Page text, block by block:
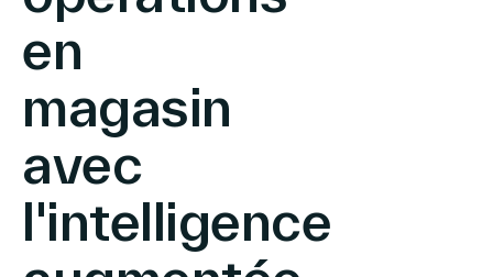
Solutions
Insights
Commerce Positif
en
magasin
avec
l'intelligence